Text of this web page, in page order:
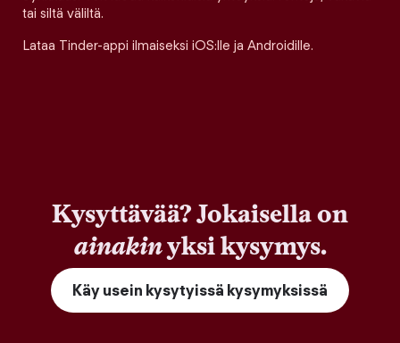
tai siltä väliltä.
Lataa Tinder-appi ilmaiseksi iOS:lle ja Androidille.
Kysyttävää? Jokaisella on
ainakinyksi kysymys.
Käy usein kysytyissä kysymyksissä